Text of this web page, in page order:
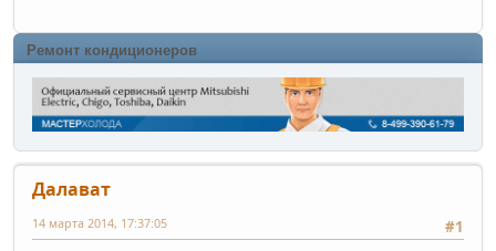
Ремонт кондиционеров
Далават
#1
14 марта 2014, 17:37:05